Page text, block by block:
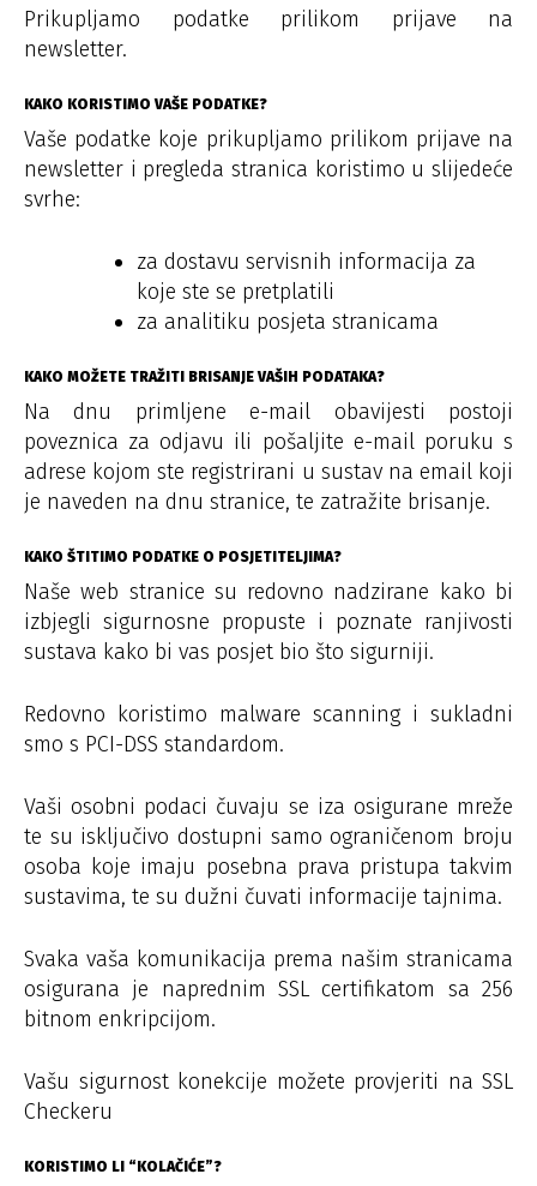
Prikupljamo podatke prilikom prijave na
newsletter.
KAKO KORISTIMO VAŠE PODATKE?
Vaše podatke koje prikupljamo prilikom prijave na
newsletter i pregleda stranica koristimo u slijedeće
svrhe:
za dostavu servisnih informacija za
koje ste se pretplatili
za analitiku posjeta stranicama
KAKO MOŽETE TRAŽITI BRISANJE VAŠIH PODATAKA?
Na dnu primljene e-mail obavijesti postoji
poveznica za odjavu ili pošaljite e-mail poruku s
adrese kojom ste registrirani u sustav na email koji
je naveden na dnu stranice, te zatražite brisanje.
KAKO ŠTITIMO PODATKE O POSJETITELJIMA?
Naše web stranice su redovno nadzirane kako bi
izbjegli sigurnosne propuste i poznate ranjivosti
sustava kako bi vas posjet bio što sigurniji.
Redovno koristimo malware scanning i sukladni
smo s PCI-DSS standardom.
Vaši osobni podaci čuvaju se iza osigurane mreže
te su isključivo dostupni samo ograničenom broju
osoba koje imaju posebna prava pristupa takvim
sustavima, te su dužni čuvati informacije tajnima.
Svaka vaša komunikacija prema našim stranicama
osigurana je naprednim SSL certifikatom sa 256
bitnom enkripcijom.
Vašu sigurnost konekcije možete provjeriti na SSL
Checkeru
KORISTIMO LI “KOLAČIĆE”?